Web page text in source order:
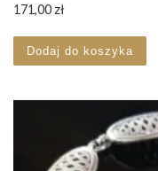
171,00 zł
Dodaj do koszyka